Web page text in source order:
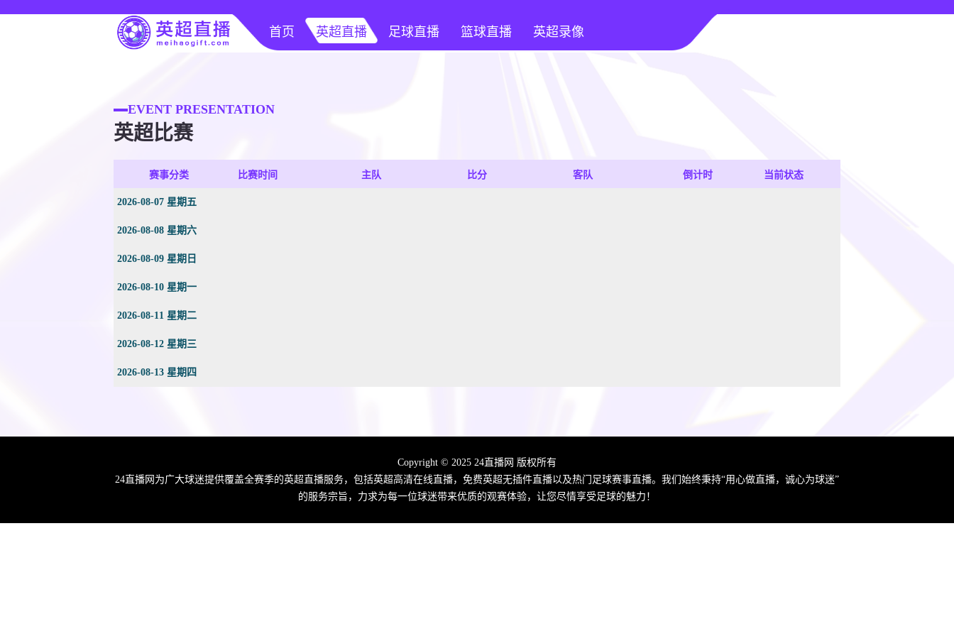
首页 英超直播 足球直播 篮球直播 英超录像
EVENT PRESENTATION
英超比赛
赛事分类 比赛时间 主队 比分 客队 倒计时 当前状态
2026-08-07 星期五
2026-08-08 星期六
2026-08-09 星期日
2026-08-10 星期一
2026-08-11 星期二
2026-08-12 星期三
2026-08-13 星期四
Copyright © 2025 24直播网 版权所有
24直播网为广大球迷提供覆盖全赛季的英超直播服务，包括英超高清在线直播，免费英超无插件直播以及热门足球赛事直播。我们始终秉持“用心做直播，诚心为球迷”
的服务宗旨，力求为每一位球迷带来优质的观赛体验，让您尽情享受足球的魅力！